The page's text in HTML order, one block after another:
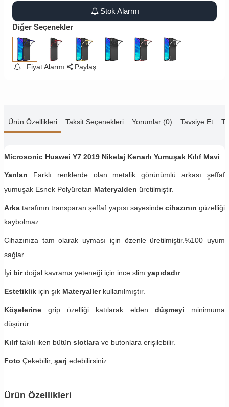
Stok Alarmı
Diğer Seçenekler
Fiyat Alarmı Paylaş
Ürün Özellikleri Taksit Seçenekleri Yorumlar (0) Tavsiye Et
Microsonic Huawei Y7 2019 Nikelaj Kenarlı Yumuşak Kılıf Mavi
Yanları Farklı renklerde olan metalik görünümlü arkası şeffaf
yumuşak Esnek Polyüretan Materyalden üretilmiştir.
Arkatarafının transparan şeffaf yapısı sayesinde cihazının güzelliği
kaybolmaz.
Cihazınıza tam olarak uyması için özenle üretilmiştir.%100 uyum
sağlar.
İyi birdoğal kavrama yeteneği için ince slim yapıdadır.
Estetiklik için şık Materyaller kullanılmıştır.
Köşelerinegrip özelliği katılarak elden düşmeyi minimuma
düşürür.
Kılıf takılı iken bütün slotlara ve butonlara erişilebilir.
Foto Çekebilir, şarj edebilirsiniz.
Ürün Özellikleri